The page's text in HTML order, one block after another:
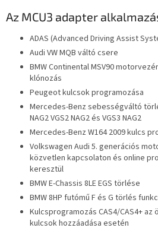
Az MCU3 adapter
ADAS (Advanced Driving Assist
Audi VW MQB váltó csere
BMW Continental MSV90
klónozás
Peugeot kulcsok programozása
Mercedes-Benz sebességváltó
NAG2 VGS2 NAG2 és VGS3 NAG2
Mercedes-Benz W164 2009 kulcs
Volkswagen Audi 5. generációs
közvetlen kapcsolaton és online
keresztül
BMW E-Chassis 8LE EGS törlése
BMW 8HP futómű F és G törlés
Kulcsprogramozás CAS4/CAS4+
kulcsok hozzáadása esetén